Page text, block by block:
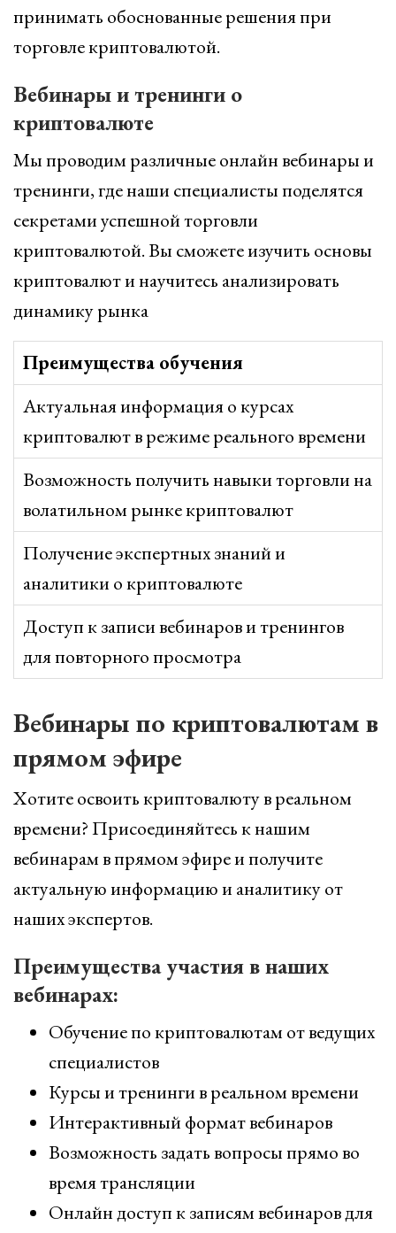
принимать обоснованные решения при
торговле криптовалютой.
Вебинары и тренинги о
криптовалюте
Мы проводим различные онлайн вебинары и
тренинги, где наши специалисты поделятся
секретами успешной торговли
криптовалютой. Вы сможете изучить основы
криптовалют и научитесь анализировать
динамику рынка
Преимущества обучения
Актуальная информация о курсах
криптовалют в режиме реального времени
Возможность получить навыки торговли на
волатильном рынке криптовалют
Получение экспертных знаний и
аналитики о криптовалюте
Доступ к записи вебинаров и тренингов
для повторного просмотра
Вебинары по криптовалютам в
прямом эфире
Хотите освоить криптовалюту в реальном
времени? Присоединяйтесь к нашим
вебинарам в прямом эфире и получите
актуальную информацию и аналитику от
наших экспертов.
Преимущества участия в наших
вебинарах:
Обучение по криптовалютам от ведущих
специалистов
Курсы и тренинги в реальном времени
Интерактивный формат вебинаров
Возможность задать вопросы прямо во
время трансляции
Онлайн доступ к записям вебинаров для